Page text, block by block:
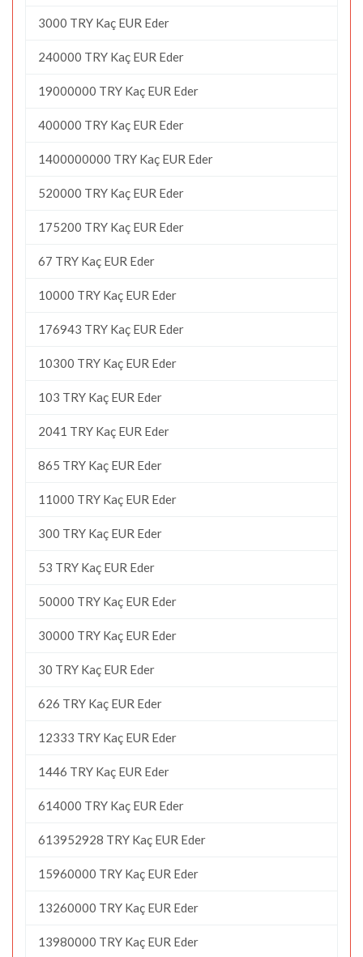
3000 TRY Kaç EUR Eder
240000 TRY Kaç EUR Eder
19000000 TRY Kaç EUR Eder
400000 TRY Kaç EUR Eder
1400000000 TRY Kaç EUR Eder
520000 TRY Kaç EUR Eder
175200 TRY Kaç EUR Eder
67 TRY Kaç EUR Eder
10000 TRY Kaç EUR Eder
176943 TRY Kaç EUR Eder
10300 TRY Kaç EUR Eder
103 TRY Kaç EUR Eder
2041 TRY Kaç EUR Eder
865 TRY Kaç EUR Eder
11000 TRY Kaç EUR Eder
300 TRY Kaç EUR Eder
53 TRY Kaç EUR Eder
50000 TRY Kaç EUR Eder
30000 TRY Kaç EUR Eder
30 TRY Kaç EUR Eder
626 TRY Kaç EUR Eder
12333 TRY Kaç EUR Eder
1446 TRY Kaç EUR Eder
614000 TRY Kaç EUR Eder
613952928 TRY Kaç EUR Eder
15960000 TRY Kaç EUR Eder
13260000 TRY Kaç EUR Eder
13980000 TRY Kaç EUR Eder